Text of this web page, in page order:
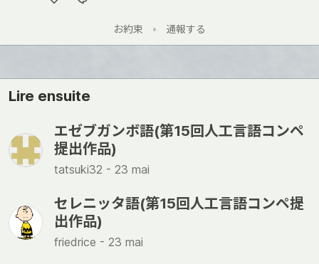
ね
お約束 • 通報する
Lire ensuite
エゼブガンボ語(第15回人工言語コンペ
提出作品)
tatsuki32 - 23 mai
セレニッタ語(第15回人工言語コンペ提
出作品)
friedrice - 23 mai